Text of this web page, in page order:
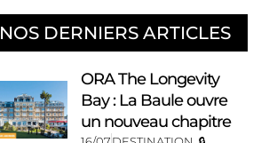
NOS DERNIERS ARTICLES
ORA The Longevity
Bay : La Baule ouvre
un nouveau chapitre